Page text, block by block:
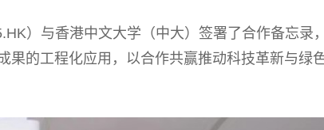
）与香港中文大学（中大）签署了合作备忘录
的工程化应用，以合作共赢推动科技革新与绿